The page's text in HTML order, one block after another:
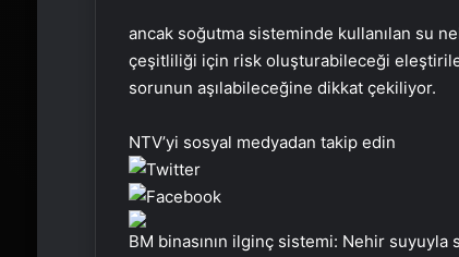
ancak soğutma sisteminde kullanılan su
çeşitliliği için risk oluşturabileceği
sorunun aşılabileceğine dikkat çekiliyor.
NTV’yi sosyal medyadan takip edin
BM binasının ilginç sistemi: Nehir